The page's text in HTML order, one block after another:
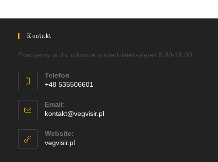
Kontakt
Pracujemy w dni robocze poniedziałek-piątek 8:00-16:00
Telefon
+48 535506601
Email:
kontakt@vegvisir.pl
Website:
vegvisir.pl